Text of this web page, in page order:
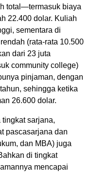
total—termasuk biaya
22.400 dolar. Kuliah
sementara di
(rata-rata 10.500
dari 23 juta
community college)
pinjaman, dengan
sehingga ketika
26.600 dolar.
sarjana,
pascasarjana dan
dan MBA) juga
di tingkat
mencapai